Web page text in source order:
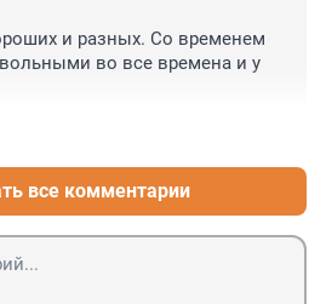
и разных. Со временем
во все времена и у
все комментарии